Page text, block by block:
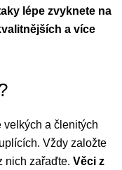
lépe zvyknete na
a více
velkých a členitých
Vždy založte
nich zařaďte. Věci z